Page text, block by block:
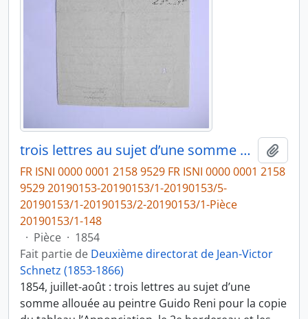
trois lettres au sujet d’une somme allouée au peintre Guido Reni pour la copie du tableau l’Annonciation, le 2e bordereau et les pièces justificatives des dépenses, de Victor Schnetz
FR ISNI 0000 0001 2158 9529 FR ISNI 0000 0001 2158
9529 20190153-20190153/1-20190153/5-
20190153/1-20190153/2-20190153/1-Pièce
20190153/1-148
· Pièce · 1854
Fait partie de Deuxième directorat de Jean-Victor
Schnetz (1853-1866)
1854, juillet-août : trois lettres au sujet d’une
somme allouée au peintre Guido Reni pour la copie